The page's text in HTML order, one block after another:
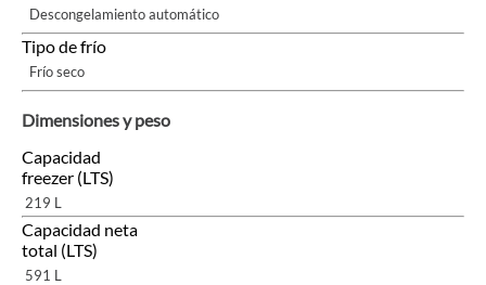
Descongelamiento automático
Tipo de frío
Frío seco
Dimensiones y peso
Capacidad
freezer (LTS)
219 L
Capacidad neta
total (LTS)
591 L